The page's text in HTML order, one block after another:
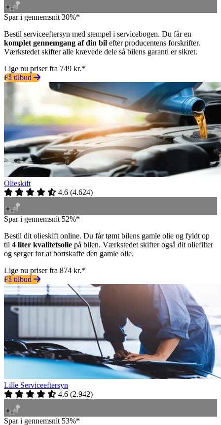
Spar i gennemsnit 30%*
Bestil serviceeftersyn med stempel i servicebogen. Du får en
komplet gennemgang af din bil efter producentens forskrifter.
Værkstedet skifter alle krævede dele så bilens garanti er sikret.
Lige nu priser fra 749 kr.*
Få tilbud
Olieskift
4.6 (4.624)
Spar i gennemsnit 52%*
Bestil dit olieskift online. Du får tømt bilens gamle olie og fyldt op
til 4 liter kvalitetsolie på bilen. Værkstedet skifter også dit oliefilter
og sørger for at bortskaffe den gamle olie.
Lige nu priser fra 874 kr.*
Få tilbud
Lille Serviceeftersyn
4.6 (2.942)
Spar i gennemsnit 53%*